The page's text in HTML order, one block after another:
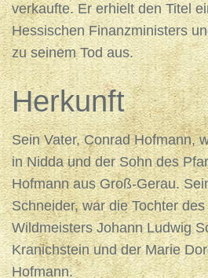
verkaufte. Er erhielt den Titel
Hessischen Finanzministers
zu seinem Tod aus.
Herkunft
Sein Vater, Conrad Hofmann,
in Nidda und der Sohn des
Hofmann aus Groß-Gerau.
Schneider, war die Tochter
Wildmeisters Johann Ludwig
Kranichstein und der Marie
Hofmann.